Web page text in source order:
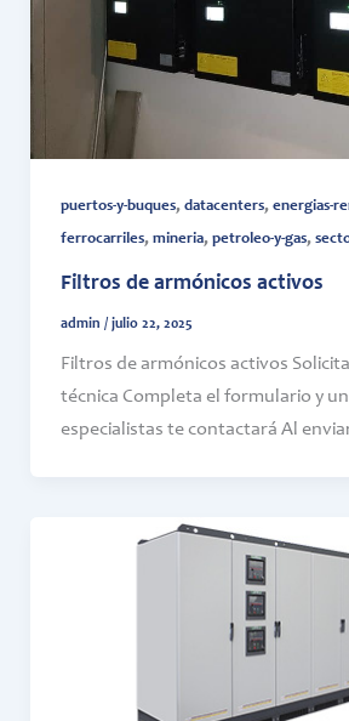
puertos-y-buques, datacenters, energias-
ferrocarriles, mineria, petroleo-y-gas,
Filtros de armónicos activos
admin / julio 22, 2025
Filtros de armónicos activos
técnica Completa el formulario y
especialistas te contactará Al